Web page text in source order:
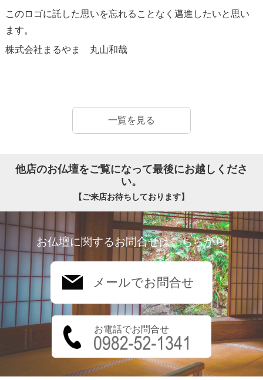
このロゴに託した思いを忘れることなく邁進したいと思い
ます。
株式会社まるやま 丸山和哉
一覧を見る
他店のお仏壇をご覧になって最後にお越しくださ
い。
【ご来店お待ちしております】
お仏壇に関するお問合せはこちらから
メールでお問合せ
お電話でお問合せ